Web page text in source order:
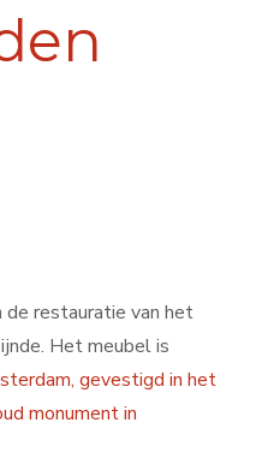
de restauratie van het
Het meubel is
gevestigd in het
monument in